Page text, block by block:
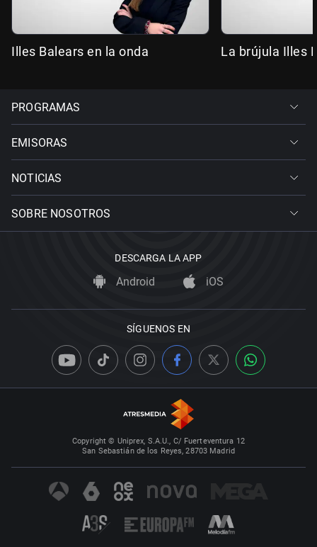
Illes Balears en la onda La brújula Illes
PROGRAMAS
EMISORAS
NOTICIAS
SOBRE NOSOTROS
DESCARGA LA APP
Android iOS
SÍGUENOS EN
Copyright © Uniprex, S.A.U., C/ Fuerteventura 12
San Sebastián de los Reyes, 28703 Madrid